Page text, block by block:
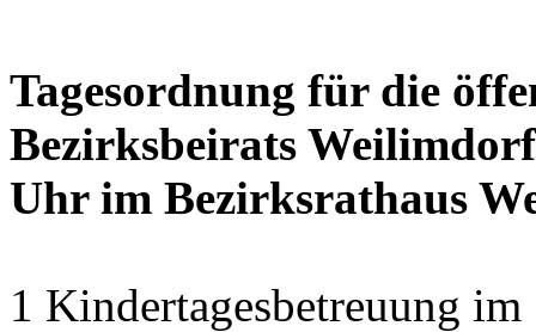
Tagesordnung für die
Bezirksbeirats
Uhr im Bezirksrathaus
1 Kindertagesbetreuung